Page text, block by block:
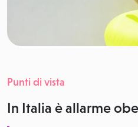
Punti di vista
In Italia è allarme